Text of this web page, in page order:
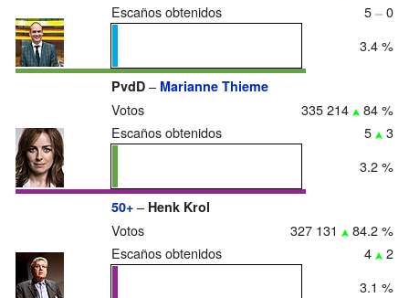
Escaños obtenidos
5
0
3.4 %
PvdD – Marianne Thieme
Votos 335 214
84 %
Escaños obtenidos
5
3
3.2 %
50+ – Henk Krol
Votos 327 131
84.2 %
Escaños obtenidos
4
2
3.1 %